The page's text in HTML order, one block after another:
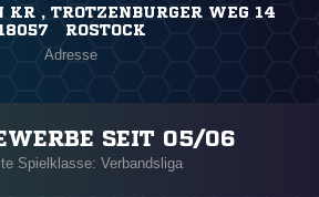
KR , TROTZENBURGER WEG 14
ROSTOCK
Adresse
SEIT 05/06
Spielklasse: Verbandsliga